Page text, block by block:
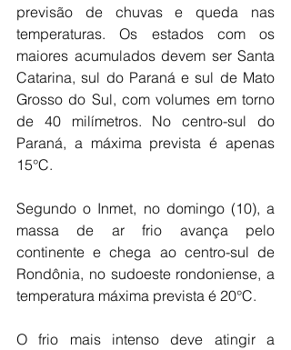
previsão de chuvas e queda nas
temperaturas. Os estados com os
maiores acumulados devem ser Santa
Catarina, sul do Paraná e sul de Mato
Grosso do Sul, com volumes em torno
de 40 milímetros. No centro-sul do
Paraná, a máxima prevista é apenas
15°C.
Segundo o Inmet, no domingo (10), a
massa de ar frio avança pelo
continente e chega ao centro-sul de
Rondônia, no sudoeste rondoniense, a
temperatura máxima prevista é 20°C.
O frio mais intenso deve atingir a